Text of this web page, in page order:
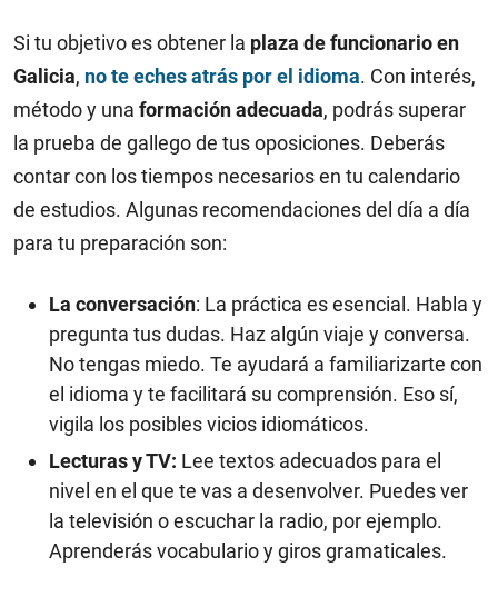
Si tu objetivo es obtener la plaza de funcionario en
Galicia, no te eches atrás por el idioma. Con interés,
método y una formación adecuada, podrás superar
la prueba de gallego de tus oposiciones. Deberás
contar con los tiempos necesarios en tu calendario
de estudios. Algunas recomendaciones del día a día
para tu preparación son:
La conversación: La práctica es esencial. Habla y
pregunta tus dudas. Haz algún viaje y conversa.
No tengas miedo. Te ayudará a familiarizarte con
el idioma y te facilitará su comprensión. Eso sí,
vigila los posibles vicios idiomáticos.
Lecturas y TV: Lee textos adecuados para el
nivel en el que te vas a desenvolver. Puedes ver
la televisión o escuchar la radio, por ejemplo.
Aprenderás vocabulario y giros gramaticales.